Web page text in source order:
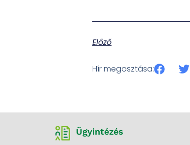
Előző
Hír megosztása:
Ügyintézés